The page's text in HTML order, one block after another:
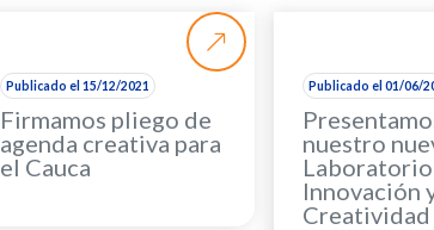
Publicado el 15/12/2021
Firmamos pliego de
agenda creativa para
el Cauca
Publicado el 01/06/
nuestro
Innovación
Creatividad